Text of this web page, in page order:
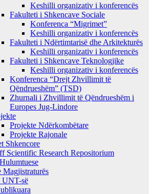
Keshilli organizativ i konferencës
Fakulteti i Shkencave Sociale
Konferenca “Migrimet”
Keshilli organizativ i konferencës
Fakulteti i Ndërtimtarisë dhe Arkitekturës
Keshilli organizativ i konferencës
Fakulteti i Shkencave Teknologjike
Keshilli organizativ i konferencës
Konferenca “Drejt Zhvillimit të
Qëndrueshëm” (TSD)
Zhurnali i Zhvillimit të Qëndrueshëm i
Europes Jug-Lindore
Projekte Ndërkombëtare
Projekte Rajonale
Shkencore
Scientific Research Repositorium
Magjistraturës
UNT-së